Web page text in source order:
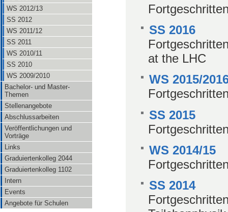
WS 2012/13
SS 2012
WS 2011/12
SS 2011
WS 2010/11
SS 2010
WS 2009/2010
Bachelor- und Master-
Themen
Stellenangebote
Abschlussarbeiten
Veröffentlichungen und
Vorträge
Links
Graduiertenkolleg 2044
Graduiertenkolleg 1102
Intern
Events
Angebote für Schulen
SS 2016
at the LHC
WS 2015/
SS 2015
WS 2014/15
SS 2014